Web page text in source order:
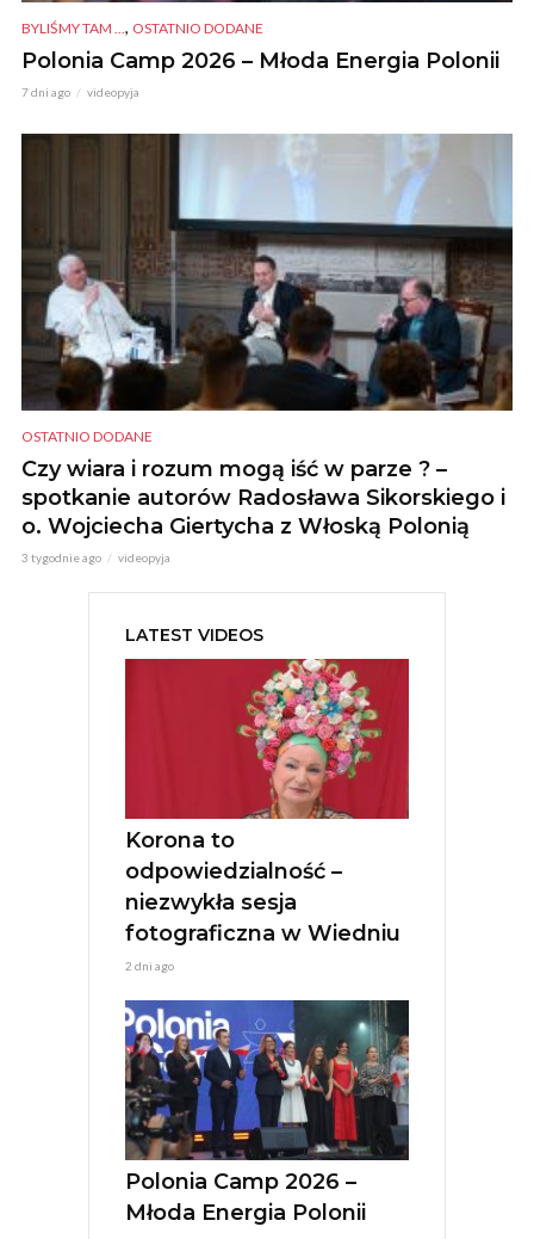
BYLIŚMY TAM ..., OSTATNIO DODANE
Polonia Camp 2026 – Młoda Energia Polonii
7 dni ago videopyja
OSTATNIO DODANE
Czy wiara i rozum mogą iść w parze ? –
spotkanie autorów Radosława Sikorskiego i
o. Wojciecha Giertycha z Włoską Polonią
3 tygodnie ago videopyja
LATEST VIDEOS
Korona to
odpowiedzialność –
niezwykła sesja
fotograficzna w Wiedniu
2 dni ago
Polonia Camp 2026 –
Młoda Energia Polonii